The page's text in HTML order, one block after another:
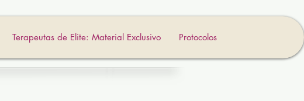
Terapeutas de Elite: Material Exclusivo Protocolos